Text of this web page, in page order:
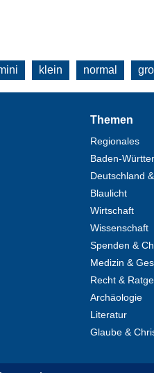
klein normal
Themen
Regionales
Baden-
Deutschland
Blaulicht
Wirtschaft
Wissenschaft
Spenden &
Medizin &
Recht &
Archäologie
Literatur
Glaube &